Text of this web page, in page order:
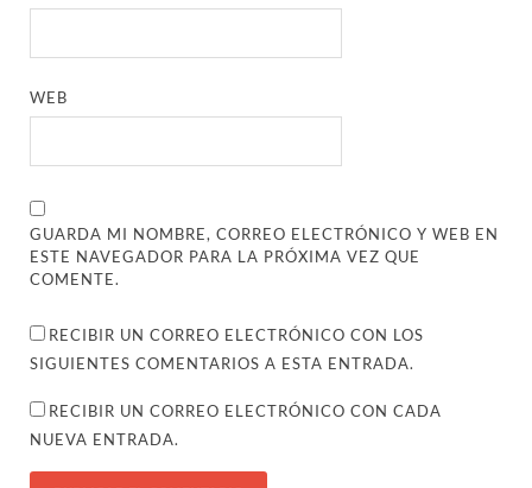
WEB
GUARDA MI NOMBRE, CORREO ELECTRÓNICO Y WEB EN
ESTE NAVEGADOR PARA LA PRÓXIMA VEZ QUE
COMENTE.
RECIBIR UN CORREO ELECTRÓNICO CON LOS
SIGUIENTES COMENTARIOS A ESTA ENTRADA.
RECIBIR UN CORREO ELECTRÓNICO CON CADA
NUEVA ENTRADA.